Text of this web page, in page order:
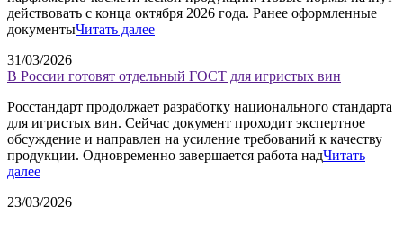
действовать с конца октября 2026 года. Ранее оформленные
документыЧитать далее
31/03/2026
В России готовят отдельный ГОСТ для игристых вин
Росстандарт продолжает разработку национального стандарта
для игристых вин. Сейчас документ проходит экспертное
обсуждение и направлен на усиление требований к качеству
продукции. Одновременно завершается работа надЧитать
далее
23/03/2026